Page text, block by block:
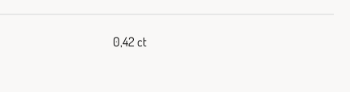
0,42 ct